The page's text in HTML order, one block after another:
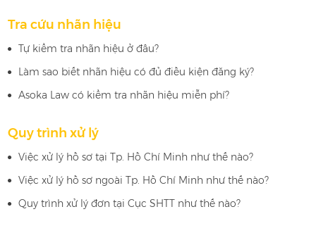
Tra cứu nhãn hiệu
Tự kiểm tra nhãn hiệu ở đâu?
Làm sao biết nhãn hiệu có đủ điều kiện đăng ký?
Asoka Law có kiểm tra nhãn hiệu miễn phí?
Quy trình xử lý
Việc xử lý hồ sơ tại Tp. Hồ Chí Minh như thế nào?
Việc xử lý hồ sơ ngoài Tp. Hồ Chí Minh như thế nào?
Quy trình xử lý đơn tại Cục SHTT như thế nào?